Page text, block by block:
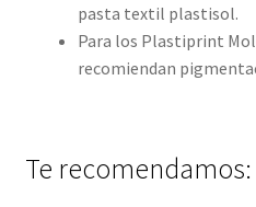
pasta textil plastisol.
Para los Plastiprint
recomiendan
Te recomendamos: